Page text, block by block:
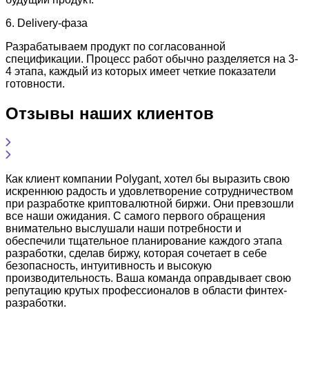
6. Delivery-фаза
Разрабатываем продукт по согласованной
спецификации. Процесс работ обычно разделяется на 3-
4 этапа, каждый из которых имеет четкие показатели
готовности.
Отзывы наших клиентов
Как клиент компании Polygant, хотел бы выразить свою
искреннюю радость и удовлетворение сотрудничеством
при разработке криптовалютной биржи. Они превзошли
все наши ожидания. С самого первого обращения
внимательно выслушали наши потребности и
обеспечили тщательное планирование каждого этапа
разработки, сделав биржу, которая сочетает в себе
безопасность, интуитивность и высокую
производительность. Ваша команда оправдывает свою
репутацию крутых профессионалов в области финтех-
разработки.